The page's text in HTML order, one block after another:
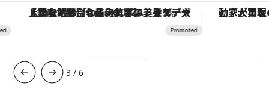
【銀座で出合う最旬美容】美髪ケアや上質な眠り…セルフケアのアップデートから、特別な名入れギフトまで。大人のための「ReFa GINZA」クルーズ
3 /6